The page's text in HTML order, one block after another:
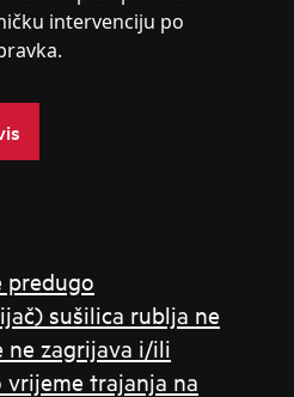
intervenciju po
predugo
sušilica rublja ne
ne zagrijava i/ili
trajanja na